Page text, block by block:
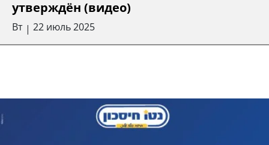
утверждён (видео)
Вт | 22 июль 2025